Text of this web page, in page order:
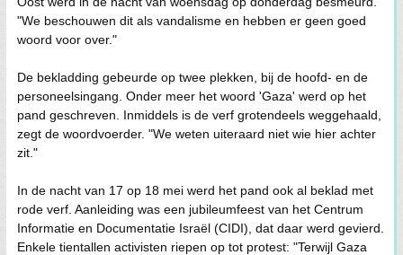
"We beschouwen dit als vandalisme en hebben er geen goed
woord voor over."
De bekladding gebeurde op twee plekken, bij de hoofd- en de
personeelsingang. Onder meer het woord 'Gaza' werd op het
pand geschreven. Inmiddels is de verf grotendeels weggehaald,
zegt de woordvoerder. "We weten uiteraard niet wie hier achter
zit."
In de nacht van 17 op 18 mei werd het pand ook al beklad met
rode verf. Aanleiding was een jubileumfeest van het Centrum
Informatie en Documentatie Israël (CIDI), dat daar werd gevierd.
Enkele tientallen activisten riepen op tot protest: "Terwijl Gaza